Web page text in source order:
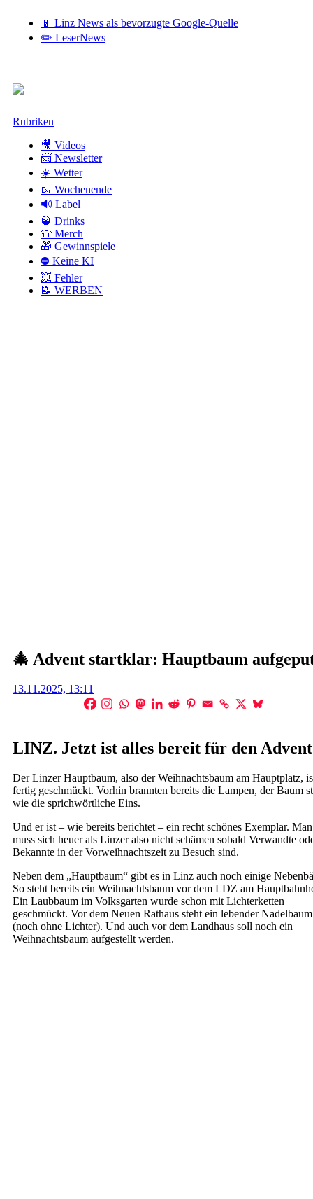
📱 Linz News als bevorzugte Google-Quelle
✏️ LeserNews
Zum
Rubriken
🎥 Videos
📨 Newsletter
☀️ Wetter
🥾 Wochenende
🔊 Label
🥃 Drinks
👕 Merch
🎁 Gewinnspiele
⛔ Keine KI
💥 Fehler
📝 WERBEN
🎄 Advent startklar: Hauptbaum
Posted
13.11.2025, 13:11
LINZ. Jetzt ist alles bereit für den
Der Linzer Hauptbaum, also der Weihnachtsbaum am Hauptplatz,
fertig geschmückt. Vorhin brannten bereits die Lampen, der Baum
wie die sprichwörtliche Eins.
Und er ist – wie bereits berichtet – ein recht schönes Exemplar. Man
muss sich heuer als Linzer also nicht schämen sobald Verwandte
Bekannte in der Vorweihnachtszeit zu Besuch sind.
Neben dem „Hauptbaum“ gibt es in Linz auch noch einige
So steht bereits ein Weihnachtsbaum vor dem LDZ am
Ein Laubbaum im Volksgarten wurde schon mit Lichterketten
geschmückt. Vor dem Neuen Rathaus steht ein lebender Nadelbaum
(noch ohne Lichter). Und auch vor dem Landhaus soll noch ein
Weihnachtsbaum aufgestellt werden.